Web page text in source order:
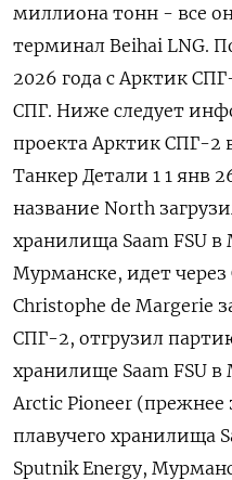
миллиона тонн - все
терминал Beihai LNG.
2026 года с Арктик
СПГ. Ниже ‍следует
проекта Арктик СПГ-‌2
Танкер Детали 1 1 янв
название North
хранилища Saam FSU в
Мурманске, идет через
Сhristophe de Margerie
СПГ-2, отгрузил
хранилище Saam ‍FSU
Arctic Pioneer (прежнее
плавучего хранилища
‍Sputnik Energy,